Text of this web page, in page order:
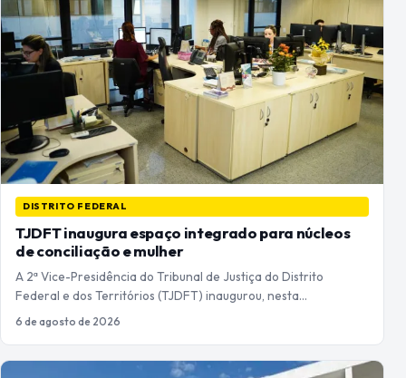
DISTRITO FEDERAL
TJDFT inaugura espaço integrado para núcleos
de conciliação e mulher
A 2ª Vice-Presidência do Tribunal de Justiça do Distrito
Federal e dos Territórios (TJDFT) inaugurou, nesta…
6 de agosto de 2026